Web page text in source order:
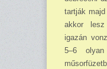
tartják
akkor
igazán
5–6